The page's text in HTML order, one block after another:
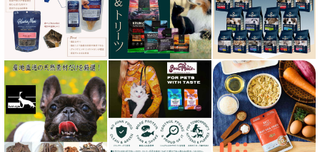
ケリーアンドコー Kelly＆Co’s
サンデーペッツ Sunday Pets
サンユー研究所
シェフ SHEF